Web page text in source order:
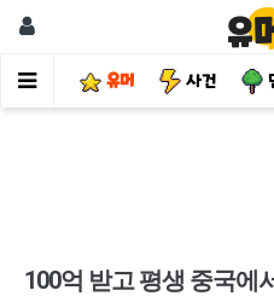
유머 사건
100억 받고 평생 중국에